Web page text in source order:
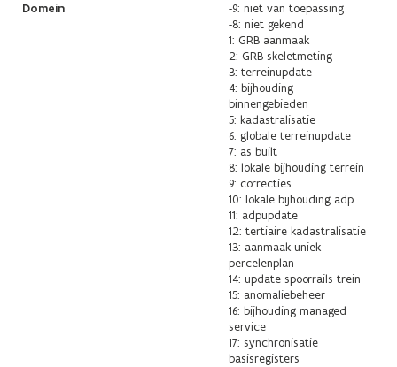
Domein
-9: niet van toepassing
-8: niet gekend
1: GRB aanmaak
2: GRB skeletmeting
3: terreinupdate
4: bijhouding
binnengebieden
5: kadastralisatie
6: globale terreinupdate
7: as built
8: lokale bijhouding terrein
9: correcties
10: lokale bijhouding adp
11: adpupdate
12: tertiaire kadastralisatie
13: aanmaak uniek
percelenplan
14: update spoorrails trein
15: anomaliebeheer
16: bijhouding managed
service
17: synchronisatie
basisregisters